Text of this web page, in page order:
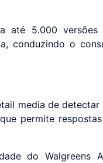
até 5.000
conduzindo o
media de detectar
permite
do Walgreens